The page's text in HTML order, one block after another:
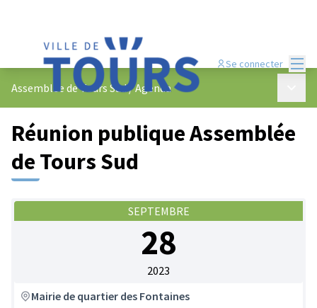
Se connecter
Assemblée de Tours Sud/Agenda
Réunion publique Assemblée
de Tours Sud
SEPTEMBRE
28
2023
Mairie de quartier des Fontaines